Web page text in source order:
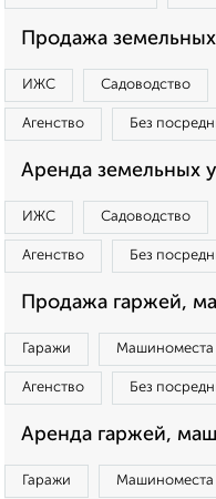
Продажа земельных
ИЖС Садоводство
Агенство Без
Аренда земельных
ИЖС Садоводство
Агенство Без
Продажа гаржей,
Гаражи Машиноместа
Агенство Без
Аренда гаржей,
Гаражи Машиноместа